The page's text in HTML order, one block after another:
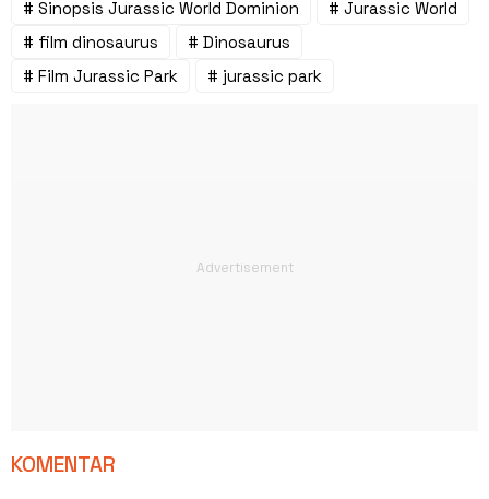
# Sinopsis Jurassic World Dominion
# Jurassic World
# film dinosaurus
# Dinosaurus
# Film Jurassic Park
# jurassic park
KOMENTAR